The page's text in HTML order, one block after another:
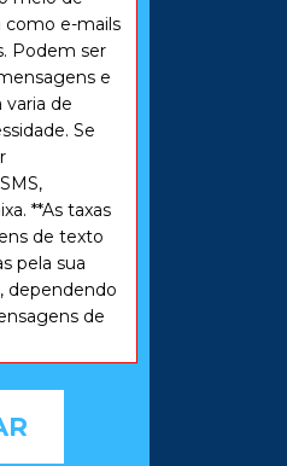
como e-mails
Podem ser
e
varia de
Se
**As taxas
de texto
pela sua
dependendo
de